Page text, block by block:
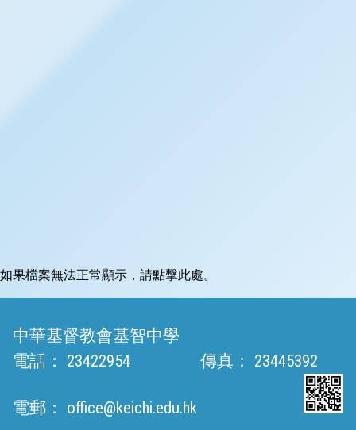
如果檔案無法正常顯示，請點擊此處。
中華基督教會基智中學
電話：
23422954 傳真： 23445392
電郵： office@keichi.edu.hk